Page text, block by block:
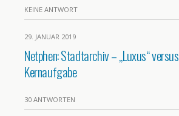
KEINE ANTWORT
29. JANUAR 2019
Netphen: Stadtarchiv – „Luxus“ versus
Kernaufgabe
30 ANTWORTEN